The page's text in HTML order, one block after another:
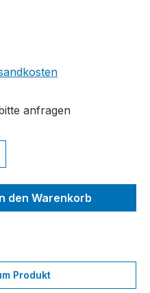
anfragen
den
den Warenkorb
Produkt